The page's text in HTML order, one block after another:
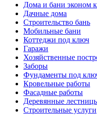
Дома и бани эконом
Дачные дома
Строительство бань
Мобильные бани
Коттеджи под ключ
Гаражи
Хозяйственные
Заборы
Фундаменты под
Кровельные работы
Фасадные работы
Деревянные
Строительные услуги